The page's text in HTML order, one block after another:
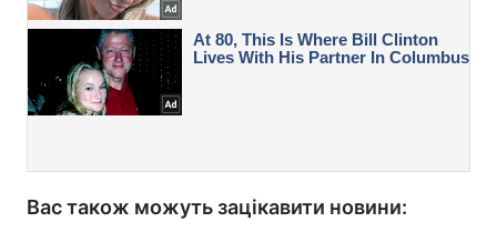
Вас також можуть зацікавити новини: